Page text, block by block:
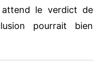
attend le verdict de
pourrait bien